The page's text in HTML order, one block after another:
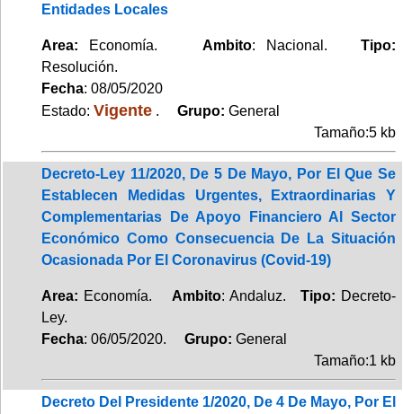
Entidades Locales
Area: Economía. Ambito: Nacional.Tipo:
Resolución.
Fecha: 08/05/2020
Estado: Vigente . Grupo: General
Tamaño:5 kb
Decreto-Ley 11/2020, De 5 De Mayo, Por El Que Se
Establecen Medidas Urgentes, Extraordinarias Y
Complementarias De Apoyo Financiero Al Sector
Económico Como Consecuencia De La Situación
Ocasionada Por El Coronavirus (Covid-19)
Area: Economía. Ambito: Andaluz.Tipo: Decreto-
Ley.
Fecha: 06/05/2020. Grupo: General
Tamaño:1 kb
Decreto Del Presidente 1/2020, De 4 De Mayo, Por El